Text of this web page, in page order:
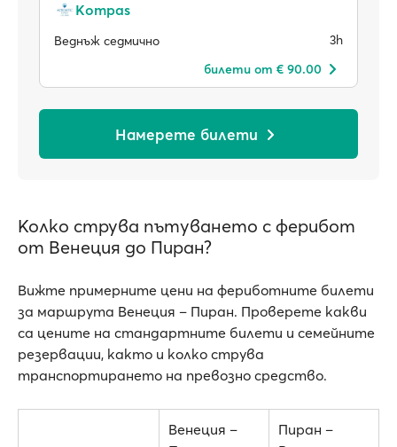
Kompas
Веднъж седмично
3h
билети от € 90.00
Намерете билети
Колко струва пътуването с ферибот
от Венеция до Пиран?
Вижте примерните цени на фериботните билети
за маршрута Венеция – Пиран. Проверете какви
са цените на стандартните билети и семейните
резервации, както и колко струва
транспортирането на превозно средство.
Венеция –
Пиран –